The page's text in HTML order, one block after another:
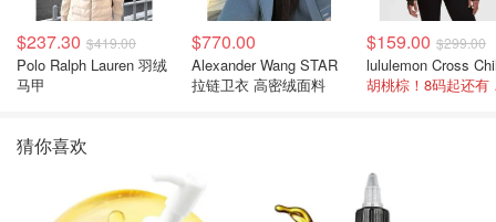
$237.30 $419.00
Polo Ralph Lauren 羽绒
马甲
$770.00
Alexander Wang STAR
拉链卫衣 高密绒面料
$159.00 $299.00
猜你喜欢